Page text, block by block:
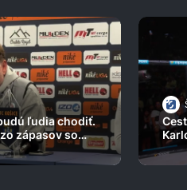
ľudia chodiť.
zápasov so